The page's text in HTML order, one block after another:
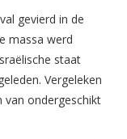
gevierd in de
massa werd
staat
Vergeleken
van ondergeschikt